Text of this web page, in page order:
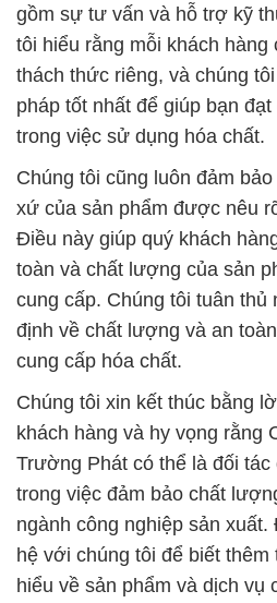
gồm sự tư vấn và hỗ trợ kỹ
tôi hiểu rằng mỗi khách hàng
thách thức riêng, và chúng
pháp tốt nhất để giúp bạn
trong việc sử dụng hóa chất.
Chúng tôi cũng luôn đảm
xứ của sản phẩm được nêu
Điều này giúp quý khách
toàn và chất lượng của sản
cung cấp. Chúng tôi tuân thủ
định về chất lượng và an
cung cấp hóa chất.
Chúng tôi xin kết thúc bằng
khách hàng và hy vọng rằng
Trường Phát có thể là đối tác
trong việc đảm bảo chất
ngành công nghiệp sản
hệ với chúng tôi để biết
hiểu về sản phẩm và dịch vụ